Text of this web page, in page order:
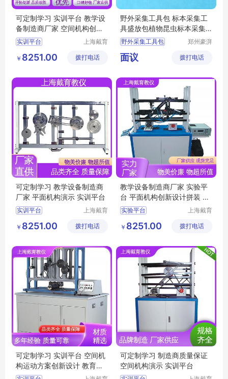
可定制学习 实训平台 教学设
备制造商厂家 空间机构创新
组合设计
实训平台
空间机构演示实验台
空间机构动态参数实验台
上海戴育
设备有限
￥ 8251.00 拨打电话
野外采集工具包 标本采集工
具盛放包植物昆虫标本采集
工具套装
野外采集工具包
标本采集工具套装
动植物标本采集
郑州豪湃
易有限公
面议 拨打电话
可定制学习 教学设备制造商
厂家 平面机构演示 实训平台
实训平台
空间机构演示实验台
空间机构创新设计搭接实训装置
上海戴育
设备有限
￥ 8251.00 拨打电话
教学设备制造商厂家 实验平
台 平面机构创新设计拼装 可
定制学习
实验平台
空间机构创新组合设计实训装置
空间机构演示实验装置
上海戴育
设备有限
￥ 8251.00 拨打电话
可定制学习 实训平台 空间机
构运动方案创新设计 教育装
备源头厂家
可定制学习 制造商质量保证
空间机构演示 实训平台